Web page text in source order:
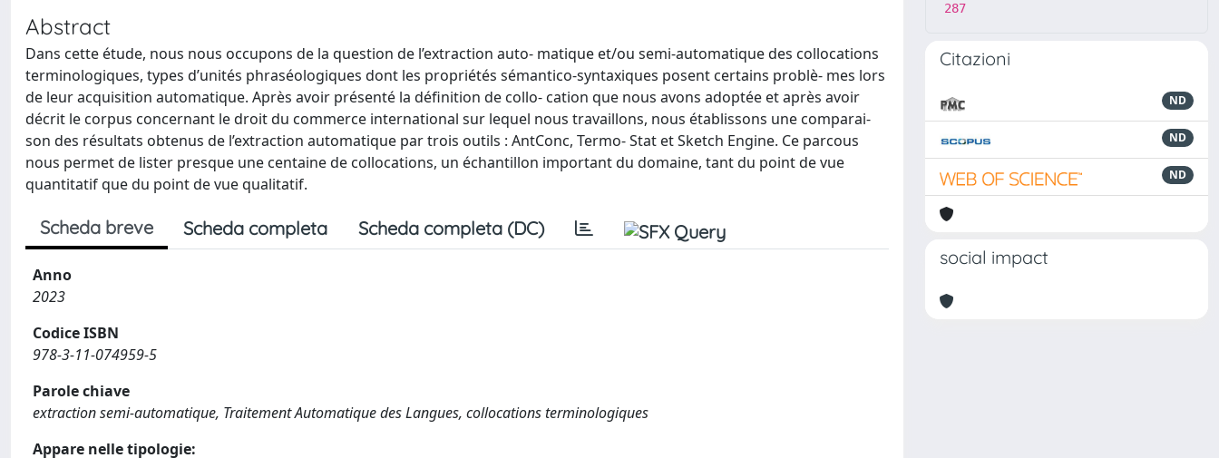
Abstract
Dans cette étude, nous nous occupons de la question de l’extraction auto- matique et/ou semi-automatique des collocations
terminologiques, types d’unités phraséologiques dont les propriétés sémantico-syntaxiques posent certains problè- mes lors
de leur acquisition automatique. Après avoir présenté la définition de collo- cation que nous avons adoptée et après avoir
décrit le corpus concernant le droit du commerce international sur lequel nous travaillons, nous établissons une comparai-
son des résultats obtenus de l’extraction automatique par trois outils : AntConc, Termo- Stat et Sketch Engine. Ce parcous
nous permet de lister presque une centaine de collocations, un échantillon important du domaine, tant du point de vue
quantitatif que du point de vue qualitatif.
Scheda breve Scheda completa Scheda completa (DC)
Anno
2023
Codice ISBN
978-3-11-074959-5
Parole chiave
extraction semi-automatique, Traitement Automatique des Langues, collocations terminologiques
Appare nelle tipologie:
287
Citazioni
ND
ND
ND
social impact